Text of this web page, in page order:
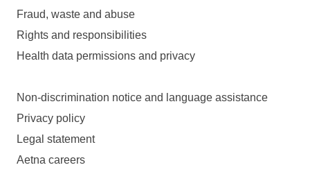
Fraud, waste and abuse
Rights and responsibilities
Health data permissions and privacy
Non-discrimination notice and language assistance
Privacy policy
Legal statement
Aetna careers